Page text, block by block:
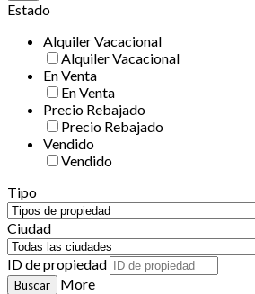
Estado
Alquiler Vacacional
Alquiler Vacacional
En Venta
En Venta
Precio Rebajado
Precio Rebajado
Vendido
Vendido
Tipo
Ciudad
ID de propiedad
More